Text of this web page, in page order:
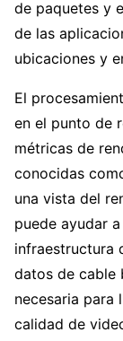
de paquetes y
de las
ubicaciones y
El
en el punto de
métricas de
conocidas
una vista del
puede ayudar
infraestructura
datos de cable
necesaria para
calidad de